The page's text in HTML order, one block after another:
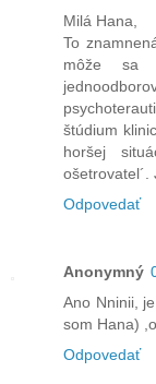
Milá Hana,
To
môže sa
štúdium
horšej
Odpovedať
Anonymný
Ano Nninii,
som Hana)
Odpovedať